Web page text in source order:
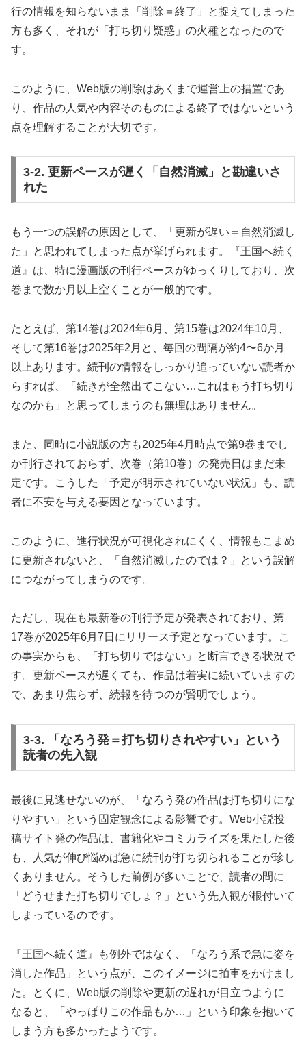
行の情報を知らないまま「削除＝終了」と捉えてしまった
方も多く、それが「打ち切り疑惑」の火種となったので
す。
このように、Web版の削除はあくまで運営上の措置であ
り、作品の人気や内容そのものによる終了ではないという
点を理解することが大切です。
3-2. 更新ペースが遅く「自然消滅」と勘違いさ
れた
もう一つの誤解の原因として、「更新が遅い＝自然消滅し
た」と思われてしまった点が挙げられます。『王国へ続く
道』は、特に漫画版の刊行ペースがゆっくりしており、次
巻まで数か月以上空くことが一般的です。
たとえば、第14巻は2024年6月、第15巻は2024年10月、
そして第16巻は2025年2月と、毎回の間隔が約4〜6か月
以上あります。続刊の情報をしっかり追っていない読者か
らすれば、「続きが全然出てこない…これはもう打ち切り
なのかも」と思ってしまうのも無理はありません。
また、同時に小説版の方も2025年4月時点で第9巻までし
か刊行されておらず、次巻（第10巻）の発売日はまだ未
定です。こうした「予定が明示されていない状況」も、読
者に不安を与える要因となっています。
このように、進行状況が可視化されにくく、情報もこまめ
に更新されないと、「自然消滅したのでは？」という誤解
につながってしまうのです。
ただし、現在も最新巻の刊行予定が発表されており、第
17巻が2025年6月7日にリリース予定となっています。こ
の事実からも、「打ち切りではない」と断言できる状況で
す。更新ペースが遅くても、作品は着実に続いていますの
で、あまり焦らず、続報を待つのが賢明でしょう。
3-3. 「なろう発＝打ち切りされやすい」という
読者の先入観
最後に見逃せないのが、「なろう発の作品は打ち切りにな
りやすい」という固定観念による影響です。Web小説投
稿サイト発の作品は、書籍化やコミカライズを果たした後
も、人気が伸び悩めば急に続刊が打ち切られることが珍し
くありません。そうした前例が多いことで、読者の間に
「どうせまた打ち切りでしょ？」という先入観が根付いて
しまっているのです。
『王国へ続く道』も例外ではなく、「なろう系で急に姿を
消した作品」という点が、このイメージに拍車をかけまし
た。とくに、Web版の削除や更新の遅れが目立つように
なると、「やっぱりこの作品もか…」という印象を抱いて
しまう方も多かったようです。